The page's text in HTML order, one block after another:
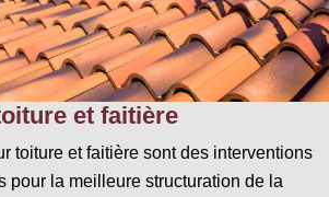
et faitière
toiture et faitière sont des interventions
pour la meilleure structuration de la